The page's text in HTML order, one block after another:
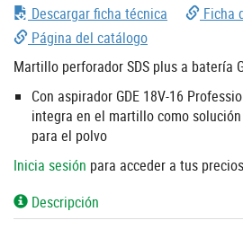
Descargar ficha técnica
Ficha
Página del catálogo
Martillo perforador SDS plus a batería
Con aspirador GDE 18V-16
integra en el martillo como
para el polvo
Inicia sesión para acceder a tus
Descripción